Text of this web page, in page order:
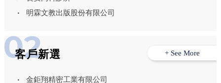
明霖文教出版股份有限公司
客戶新選
金鉅翔精密工業有限公司
+ See More